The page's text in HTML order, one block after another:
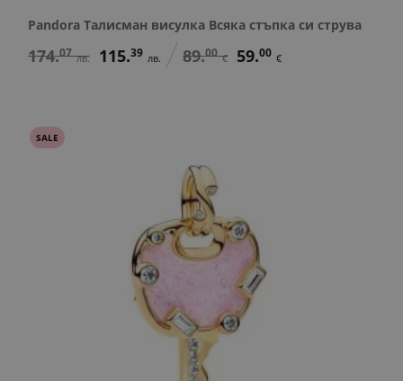
Pandora Талисман висулка Всяка стъпка си струва
174.07 лв. 115.39 лв. 89.00 € 59.00 €
SALE